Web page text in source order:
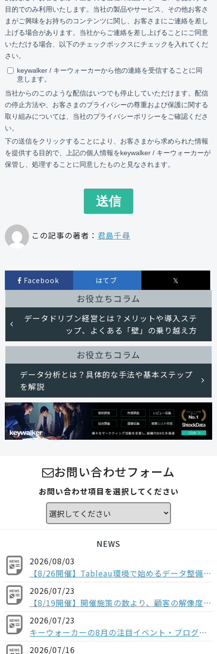
この記事の著者： 君島千尋
Facebook はてブ 𝕏
お役立ちコラム
データドリブン経営とは？メリットや導入ステ
ップ、よくある「壁」の乗り越え方
お役立ちコラム
データ分析とは？具体的な手法や基本ステップ
を解説
お問い合わせフォーム
お問い合わせ項目を選択してください
NEWS
2026/08/03
【8/26開催】Tableau環境で始めるデータ整備〜コンポーザブルデータソースから考える、AI時代のデータの持ち方〜
2026/07/23
【8/19開催】開催施策の数より、顧客の解像度。ABM×データで「本当に買う顧客」を見抜く方法
2026/07/23
キーウォーカーの8月の注目イベント・ブログの紹介
2026/07/16